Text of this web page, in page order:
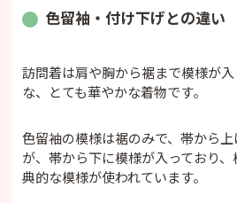
色留袖・付け下げとの違い
訪問着は肩や胸から裾まで模様が
な、とても華やかな着物です。
色留袖の模様は裾のみで、帯から
が、帯から下に模様が入っており
典的な模様が使われています。